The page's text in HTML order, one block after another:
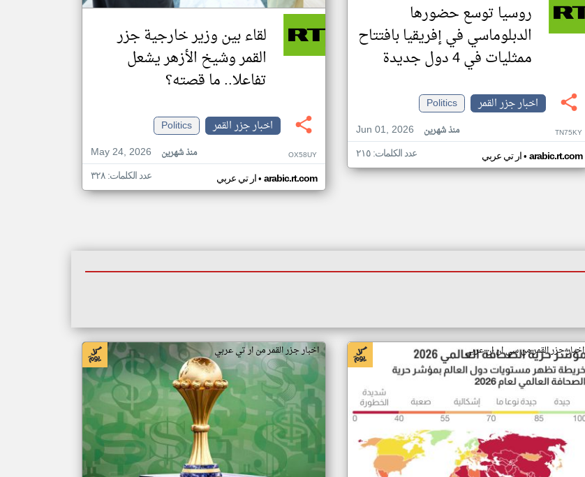
روسيا توسع حضورها
الدبلوماسي في إفريقيا بافتتاح
ممثليات في 4 دول جديدة
اخبار جزر القمر
Politics
Jun 01, 2026
منذ شهرين TN75KY
ار تي عربي• arabic.rt.com عدد الكلمات: ٢١٥
لقاء بين وزير خارجية جزر
القمر وشيخ الأزهر يشعل
تفاعلا.. ما قصته؟
اخبار جزر القمر
Politics
May 24, 2026
منذ شهرين OX58UY
ار تي عربي• arabic.rt.com عدد الكلمات: ٣٢٨
اخبار جزر القمر من سي ان ان عربي اخبار جزر القمر من ار تي عربي